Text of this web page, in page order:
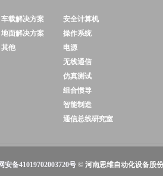
车载解决方案
地面解决方案
其他
安全计算机
操作系统
电源
无线通信
仿真测试
组合惯导
智能制造
通信总线研究室
安备41019702003720号 © 河南思维自动化设备股